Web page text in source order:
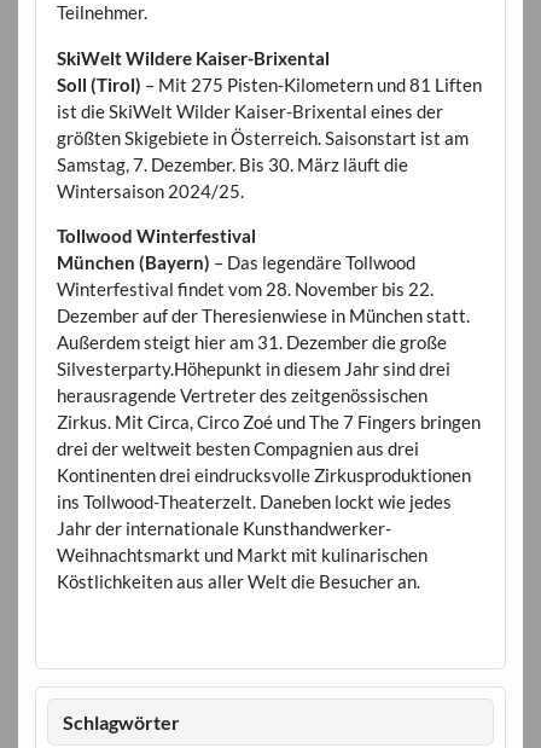
Teilnehmer.
SkiWelt Wildere Kaiser-Brixental
Soll (Tirol) – Mit 275 Pisten-Kilometern und 81 Liften
ist die SkiWelt Wilder Kaiser-Brixental eines der
größten Skigebiete in Österreich. Saisonstart ist am
Samstag, 7. Dezember. Bis 30. März läuft die
Wintersaison 2024/25.
Tollwood Winterfestival
München (Bayern) – Das legendäre Tollwood
Winterfestival findet vom 28. November bis 22.
Dezember auf der Theresienwiese in München statt.
Außerdem steigt hier am 31. Dezember die große
Silvesterparty.Höhepunkt in diesem Jahr sind drei
herausragende Vertreter des zeitgenössischen
Zirkus. Mit Circa, Circo Zoé und The 7 Fingers bringen
drei der weltweit besten Compagnien aus drei
Kontinenten drei eindrucksvolle Zirkusproduktionen
ins Tollwood-Theaterzelt. Daneben lockt wie jedes
Jahr der internationale Kunsthandwerker-
Weihnachtsmarkt und Markt mit kulinarischen
Köstlichkeiten aus aller Welt die Besucher an.
Schlagwörter